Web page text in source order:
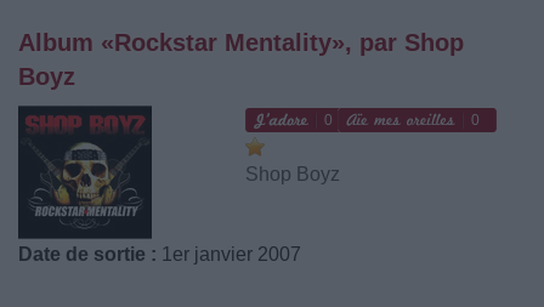
Album «Rockstar Mentality», par Shop
Boyz
0 0
Shop Boyz
Date de sortie : 1er janvier 2007